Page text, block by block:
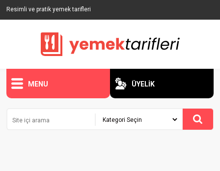
Resimli ve pratik yemek tarifleri
MENU ÜYELİK